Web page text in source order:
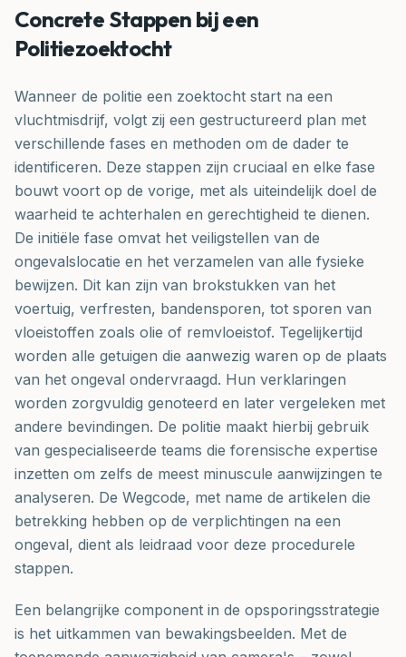
Concrete Stappen bij een
Politiezoektocht
Wanneer de politie een zoektocht start na een
vluchtmisdrijf, volgt zij een gestructureerd plan met
verschillende fases en methoden om de dader te
identificeren. Deze stappen zijn cruciaal en elke fase
bouwt voort op de vorige, met als uiteindelijk doel de
waarheid te achterhalen en gerechtigheid te dienen.
De initiële fase omvat het veiligstellen van de
ongevalslocatie en het verzamelen van alle fysieke
bewijzen. Dit kan zijn van brokstukken van het
voertuig, verfresten, bandensporen, tot sporen van
vloeistoffen zoals olie of remvloeistof. Tegelijkertijd
worden alle getuigen die aanwezig waren op de plaats
van het ongeval ondervraagd. Hun verklaringen
worden zorgvuldig genoteerd en later vergeleken met
andere bevindingen. De politie maakt hierbij gebruik
van gespecialiseerde teams die forensische expertise
inzetten om zelfs de meest minuscule aanwijzingen te
analyseren. De Wegcode, met name de artikelen die
betrekking hebben op de verplichtingen na een
ongeval, dient als leidraad voor deze procedurele
stappen.
Een belangrijke component in de opsporingsstrategie
is het uitkammen van bewakingsbeelden. Met de